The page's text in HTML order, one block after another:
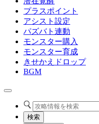
プラスポイント
アシスト設定
パズバト連動
モンスター購入
モンスター育成
きせかえドロップ
BGM
検索